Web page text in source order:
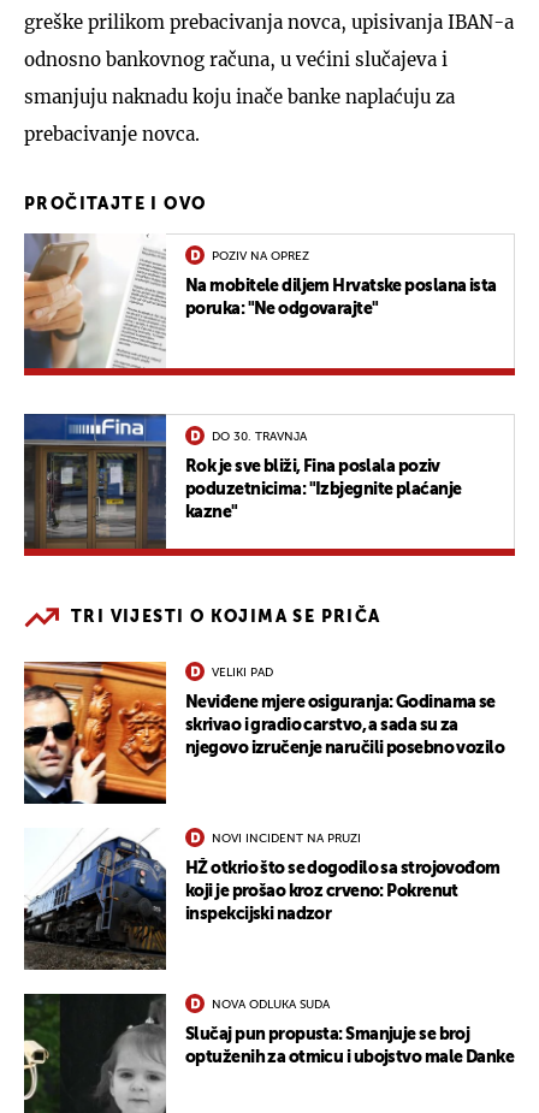
greške prilikom prebacivanja novca, upisivanja IBAN-a
odnosno bankovnog računa, u većini slučajeva i
smanjuju naknadu koju inače banke naplaćuju za
prebacivanje novca.
PROČITAJTE I OVO
POZIV NA OPREZ
Na mobitele diljem Hrvatske poslana ista
poruka: "Ne odgovarajte"
DO 30. TRAVNJA
Rok je sve bliži, Fina poslala poziv
poduzetnicima: "Izbjegnite plaćanje
kazne"
TRI VIJESTI O KOJIMA SE PRIČA
VELIKI PAD
Neviđene mjere osiguranja: Godinama se
skrivao i gradio carstvo, a sada su za
njegovo izručenje naručili posebno vozilo
NOVI INCIDENT NA PRUZI
HŽ otkrio što se dogodilo sa strojovođom
koji je prošao kroz crveno: Pokrenut
inspekcijski nadzor
NOVA ODLUKA SUDA
Slučaj pun propusta: Smanjuje se broj
optuženih za otmicu i ubojstvo male Danke